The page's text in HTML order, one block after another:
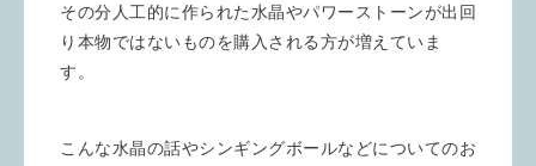
その分人工的に作られた水晶やパワーストーンが出回
り本物ではないものを購入される方が増えていま
す。
こんな水晶の話やシンギングボールなどについてのお